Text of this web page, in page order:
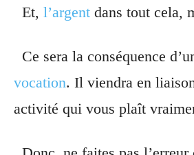
Et, l’argent dans tout cela,
Ce sera la conséquence
vocation. Il viendra en
activité qui vous plaît